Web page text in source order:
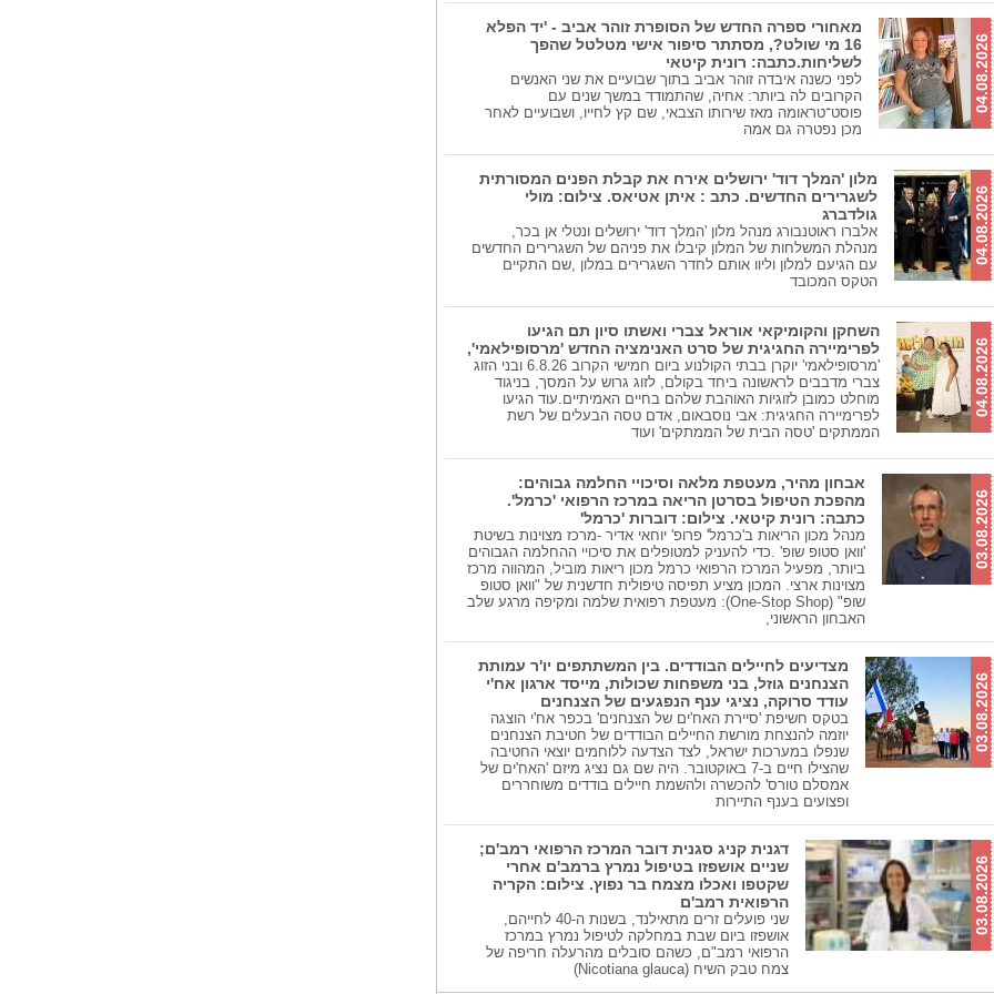
04.08.2026
מאחורי ספרה החדש של הסופרת זוהר אביב - 'יד הפלא
16 מי שולט?, מסתתר סיפור אישי מטלטל שהפך
לשליחות.כתבה: רונית קיטאי
לפני כשנה איבדה זוהר אביב בתוך שבועיים את שני האנשים
הקרובים לה ביותר: אחיה, שהתמודד במשך שנים עם
פוסט־טראומה מאז שירותו הצבאי, שם קץ לחייו, ושבועיים לאחר
מכן נפטרה גם אמה
04.08.2026
מלון 'המלך דוד' ירושלים אירח את קבלת הפנים המסורתית
לשגרירים החדשים. כתב : איתן אטיאס. צילום: מולי
גולדברג
אלברו ראוטנבורג מנהל מלון 'המלך דוד' ירושלים ונטלי אן בכר,
מנהלת המשלחות של המלון קיבלו את פניהם של השגרירים החדשים
עם הגיעם למלון וליוו אותם לחדר השגרירים במלון ,שם התקיים
הטקס המכובד
04.08.2026
השחקן והקומיקאי אוראל צברי ואשתו סיון תם הגיעו
לפרימיירה החגיגית של סרט האנימציה החדש 'מרסופילאמי',
'מרסופילאמי' יוקרן בבתי הקולנוע ביום חמישי הקרוב 6.8.26 ובני הזוג
צברי מדבבים לראשונה ביחד בקולם, לזוג גרוש על המסך, בניגוד
מוחלט כמובן לזוגיות האוהבת שלהם בחיים האמיתיים.עוד הגיעו
לפרימיירה החגיגית: אבי נוסבאום, אדם טסה הבעלים של רשת
הממתקים 'טסה הבית של הממתקים' ועוד
03.08.2026
אבחון מהיר, מעטפת מלאה וסיכויי החלמה גבוהים:
מהפכת הטיפול בסרטן הריאה במרכז הרפואי 'כרמל'.
כתבה: רונית קיטאי. צילום: דוברות 'כרמל'
מנהל מכון הריאות ב'כרמל' פרופ' יוחאי אדיר -מרכז מצוינות בשיטת
'וואן סטופ שופ' .כדי להעניק למטופלים את סיכויי ההחלמה הגבוהים
ביותר, מפעיל המרכז הרפואי כרמל מכון ריאות מוביל, המהווה מרכז
מצוינות ארצי. המכון מציע תפיסה טיפולית חדשנית של "וואן סטופ
שופ" (One-Stop Shop): מעטפת רפואית שלמה ומקיפה מרגע שלב
האבחון הראשוני,
03.08.2026
מצדיעים לחיילים הבודדים. בין המשתתפים יו'ר עמותת
הצנחנים גוזל, בני משפחות שכולות, מייסד ארגון אח'י
עודד סרוקה, נציגי ענף הנפגעים של הצנחנים
בטקס חשיפת 'סיירת האח'ים של הצנחנים' בכפר אח'י הוצגה
יוזמה להנצחת מורשת החיילים הבודדים של חטיבת הצנחנים
שנפלו במערכות ישראל, לצד הצדעה ללוחמים יוצאי החטיבה
שהצילו חיים ב-7 באוקטובר. היה שם גם נציג מיזם 'האח'ים של
אמסלם טורס' להכשרה ולהשמת חיילים בודדים משוחררים
ופצועים בענף התיירות
03.08.2026
דגנית קניג סגנית דובר המרכז הרפואי רמב'ם;
שניים אושפזו בטיפול נמרץ ברמב'ם אחרי
שקטפו ואכלו מצמח בר נפוץ. צילום: הקריה
הרפואית רמב'ם
שני פועלים זרים מתאילנד, בשנות ה-40 לחייהם,
אושפזו ביום שבת במחלקה לטיפול נמרץ במרכז
הרפואי רמב"ם, כשהם סובלים מהרעלה חריפה של
צמח טבק השיח (Nicotiana glauca)